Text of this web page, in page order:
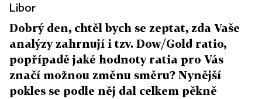
Libor
Dobrý den, chtěl bych se zeptat, zda Vaše
analýzy zahrnují i tzv. Dow/Gold ratio,
popřípadě jaké hodnoty ratia pro Vás
značí možnou změnu směru? Nynější
pokles se podle něj dal celkem pěkně